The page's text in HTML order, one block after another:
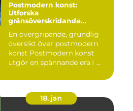
Postmodern konst:
Utforska
gränsöverskridande
En övergripande, grundlig
översikt över postmodern
konst Postmodern konst
utgör en spännande era i ...
18. jan